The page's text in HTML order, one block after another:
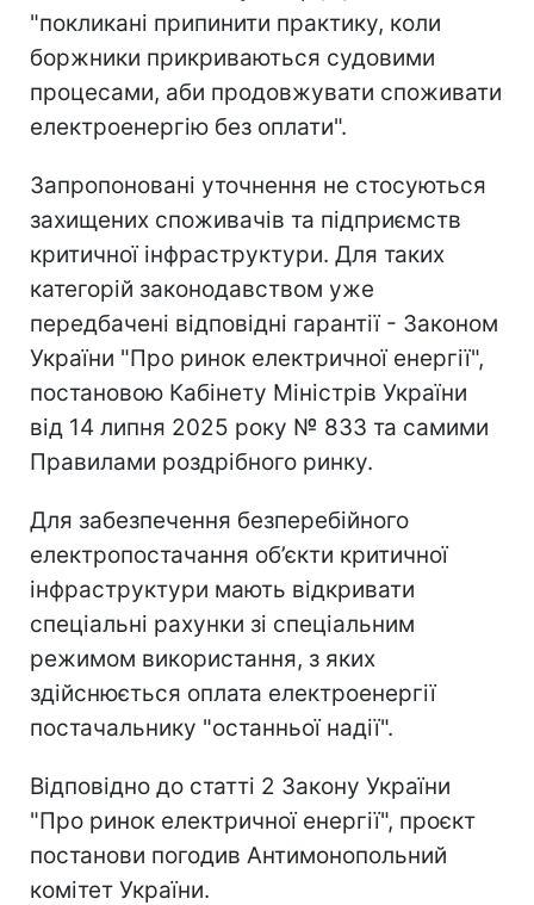
"покликані припинити практику, коли
боржники прикриваються судовими
процесами, аби продовжувати споживати
електроенергію без оплати".
Запропоновані уточнення не стосуються
захищених споживачів та підприємств
критичної інфраструктури. Для таких
категорій законодавством уже
передбачені відповідні гарантії - Законом
України "Про ринок електричної енергії",
постановою Кабінету Міністрів України
від 14 липня 2025 року № 833 та самими
Правилами роздрібного ринку.
Для забезпечення безперебійного
електропостачання об’єкти критичної
інфраструктури мають відкривати
спеціальні рахунки зі спеціальним
режимом використання, з яких
здійснюється оплата електроенергії
постачальнику "останньої надії".
Відповідно до статті 2 Закону України
"Про ринок електричної енергії", проєкт
постанови погодив Антимонопольний
комітет України.